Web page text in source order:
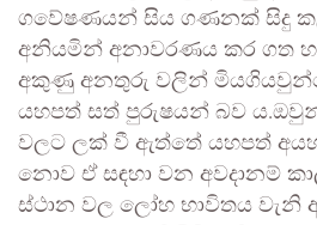
ගවේෂණයන් සිය ගණනක් සිදු
අනියමින් අනාවරණය කර ගත
අකුණු අනතුරු වලින්
යහපත් සත් පුරුෂයන් බව
වලට ලක් වී ඇත්තේ යහපත්
නොව ඒ සඳහා වන අවදානම්
ස්ථාන වල ලෝහ භාවිතය වැනි